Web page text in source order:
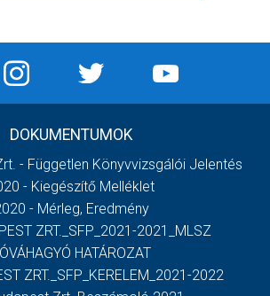
DOKUMENTUMOK
- Független Könyvvizsgálói Jelentés
- Kiegészítő Melléklet
- Mérleg, Eredmény
ZRT._SFP_2021-2021_MLSZ
HATÁROZAT
ZRT._SFP_KERELEM_2021-2022